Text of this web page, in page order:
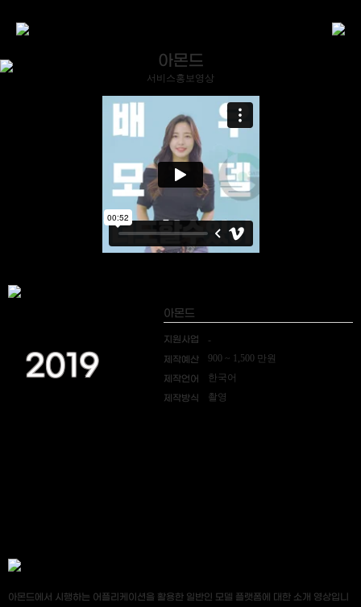
아몬드
서비스홍보영상
2019
아몬드
지원사업 -
제작예산 900 ~ 1,500 만원
제작언어 한국어
제작방식 촬영
아몬드에서 시행하는 어플리케이션을 활용한 일반인 모델 플랫폼에 대한 소개 영상입니